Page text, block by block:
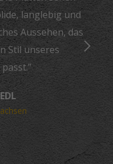
langlebig und
Aussehen, das
Stil unseres